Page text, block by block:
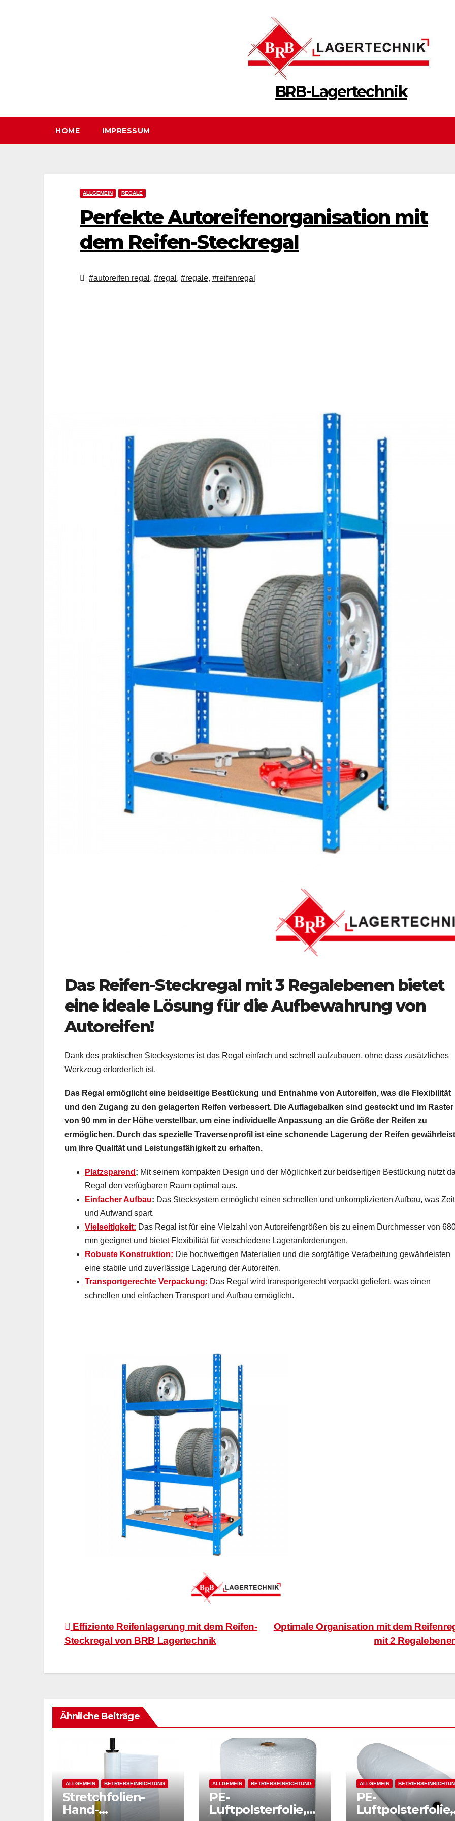
BRB-Lagertechnik
HOME IMPRESSUM
ALLGEMEIN REGALE
Perfekte Autoreifenorganisation mit
dem Reifen-Steckregal
#autoreifen regal , #regal , #regale, #reifenregal
Das Reifen-Steckregal mit 3 Regalebenen bietet
eine ideale Lösung für die Aufbewahrung von
Autoreifen!
Dank des praktischen Stecksystems ist das Regal einfach und schnell aufzubauen, ohne dass zusätzliches
Werkzeug erforderlich ist.
Das Regal ermöglicht eine beidseitige Bestückung und Entnahme von Autoreifen, was die Flexibilität
und den Zugang zu den gelagerten Reifen verbessert. Die Auflagebalken sind gesteckt und im Raster
von 90 mm in der Höhe verstellbar, um eine individuelle Anpassung an die Größe der Reifen zu
ermöglichen. Durch das spezielle Traversenprofil ist eine schonende Lagerung der Reifen
um ihre Qualität und Leistungsfähigkeit zu erhalten.
Platzsparend : Mit seinem kompakten Design und der Möglichkeit zur beidseitigen Bestückung nutzt
Regal den verfügbaren Raum optimal aus.
Einfacher Aufbau: Das Stecksystem ermöglicht einen schnellen und unkomplizierten Aufbau, was Zeit
und Aufwand spart.
Vielseitigkeit: Das Regal ist für eine Vielzahl von Autoreifengrößen bis zu einem Durchmesser von
mm geeignet und bietet Flexibilität für verschiedene Lageranforderungen.
Robuste Konstruktion: Die hochwertigen Materialien und die sorgfältige Verarbeitung gewährleisten
eine stabile und zuverlässige Lagerung der Autoreifen.
Transportgerechte Verpackung: Das Regal wird transportgerecht verpackt geliefert, was einen
schnellen und einfachen Transport und Aufbau ermöglicht.
Beitragsnavigation
Optimale Organisation mit dem
mit 2
Effiziente Reifenlagerung mit dem Reifen-
Steckregal von BRB Lagertechnik
Ähnliche Beiträge
ALLGEMEIN BETRIEBSEINRICHTUNG
Stretchfolien-
Hand-
ALLGEMEIN BETRIEBSEINRICHTUNG
PE-
Luftpolsterfolie,
ALLGEMEIN
PE-
Luftpolsterfolie,